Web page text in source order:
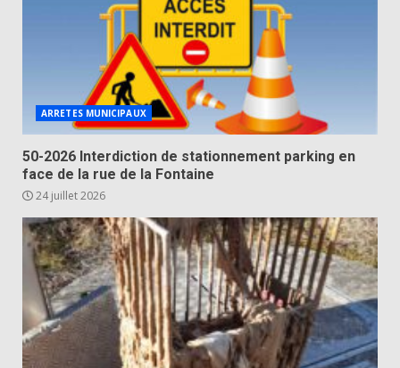
ARRETES MUNICIPAUX
50-2026 Interdiction de stationnement parking en
face de la rue de la Fontaine
24 juillet 2026